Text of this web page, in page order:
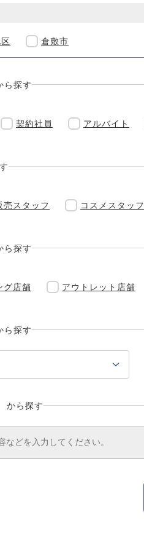
倉敷市
ら探す
契約社員 アルバイト
売スタッフ コスメスタッフ
ら探す
グ店舗 アウトレット店舗
ら探す
から探す